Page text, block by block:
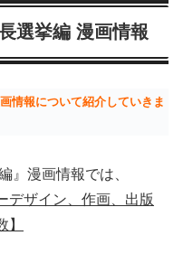
選挙編 漫画情報
情報について紹介していきま
』漫画情報では、
デザイン、作画、出版